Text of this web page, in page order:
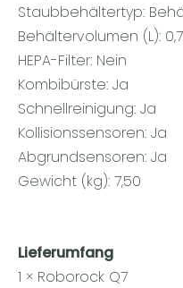
Staubbehältertyp:
Behältervolumen (L):
HEPA-Filter: Nein
Kombibürste: Ja
Schnellreinigung: Ja
Kollisionssensoren: Ja
Abgrundsensoren: Ja
Gewicht (kg): 7,50
Lieferumfang
1 × Roborock Q7